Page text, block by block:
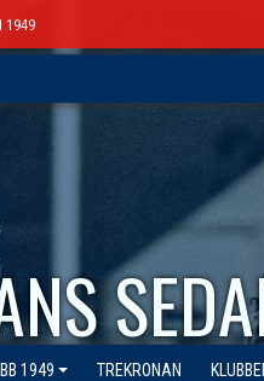
1949
1949 TREKRONAN